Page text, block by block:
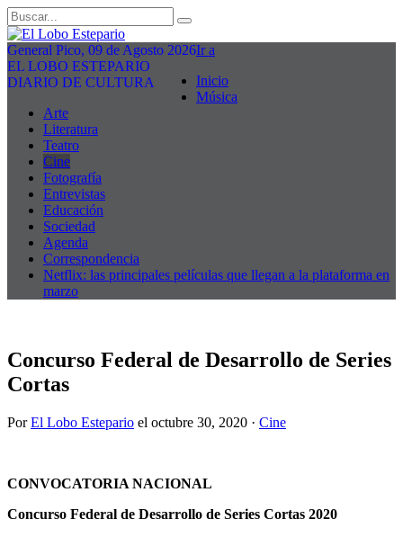
General Pico, 09 de Agosto 2026
EL LOBO ESTEPARIO
DIARIO DE CULTURA
Ir a
Inicio
Música
Arte
Literatura
Teatro
Cine
Fotografía
Entrevistas
Educación
Sociedad
Agenda
Correspondencia
Netflix: las principales películas que llegan a la plataforma en
marzo
Concurso Federal de Desarrollo de Series
Cortas
PorEl Lobo Estepario el octubre 30, 2020 · Cine
CONVOCATORIA NACIONAL
Concurso Federal de Desarrollo de Series Cortas 2020